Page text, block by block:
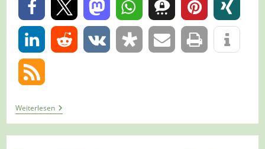
0
0
WeiterlesenTour
457
–
Dormagen-